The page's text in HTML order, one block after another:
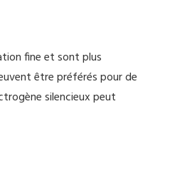
fine et sont plus
être préférés pour de
silencieux peut